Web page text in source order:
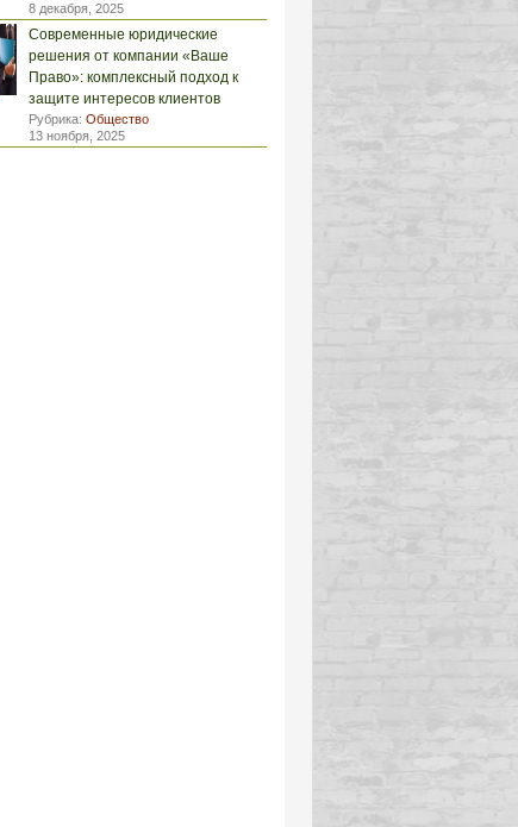
8 декабря, 2025
Современные юридические
решения от компании «Ваше
Право»: комплексный подход к
защите интересов клиентов
Рубрика: Общество
13 ноября, 2025